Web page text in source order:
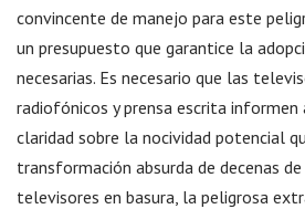
convincente de manejo para este
un presupuesto que garantice la
necesarias. Es necesario que las
radiofónicos y prensa escrita informen
claridad sobre la nocividad potencial
transformación absurda de decenas
televisores en basura, la peligrosa